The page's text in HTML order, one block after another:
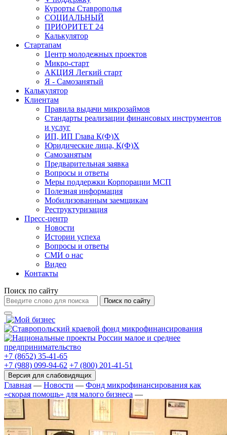
Курорты Ставрополья
СОЦИАЛЬНЫЙ
ПРИОРИТЕТ 24
Калькулятор
Стартапам
Центр молодежных проектов
Микро-старт
АКЦИЯ Легкий старт
Я - Самозанятый
Калькулятор
Клиентам
Правила выдачи микрозаймов
Стандарты реализации финансовых инструментов
и услуг
ИП, ИП Глава К(Ф)Х
Юридические лица, К(Ф)Х
Самозанятым
Предварительная заявка
Вопросы и ответы
Меры поддержки Корпорации МСП
Полезная информация
Мобилизованным заемщикам
Реструктуризация
Пресс-центр
Новости
Истории успеха
Вопросы и ответы
СМИ о нас
Видео
Контакты
Поиск по сайту
Поиск по сайту
+7 (8652) 35-41-65
+7 (988) 099-94-62 +7 (800) 201-41-51
Главная — Новости — Фонд микрофинансирования как
«скорая помощь» для малого бизнеса —